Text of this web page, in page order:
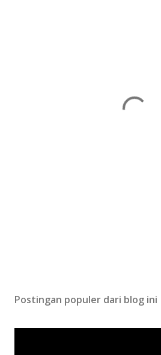
Postingan populer dari blog ini